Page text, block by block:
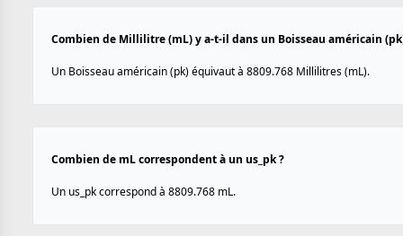
Combien de Millilitre (mL) y a-t-il dans un Boisseau américain
Un Boisseau américain (pk) équivaut à 8809.768 Millilitres (mL).
Combien de mL correspondent à un us_pk ?
Un us_pk correspond à 8809.768 mL.